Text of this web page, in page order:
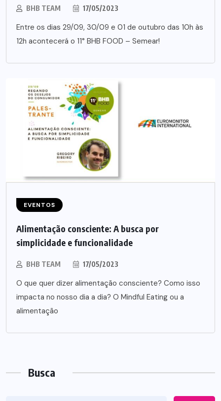
BHB TEAM 17/05/2023
Entre os dias 29/09, 30/09 e 01 de outubro das 10h às
12h acontecerá o 11° BHB FOOD – Semear!
EVENTOS
Alimentação consciente: A busca por
simplicidade e funcionalidade
BHB TEAM 17/05/2023
O que quer dizer alimentação consciente? Como isso
impacta no nosso dia a dia? O Mindful Eating ou a
alimentação
Busca